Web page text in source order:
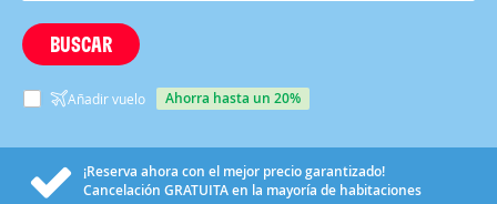
BUSCAR
Añadir vuelo ahorra hasta un 20%
¡Reserva ahora con el mejor precio garantizado!
Cancelación GRATUITAen la mayoría de habitaciones